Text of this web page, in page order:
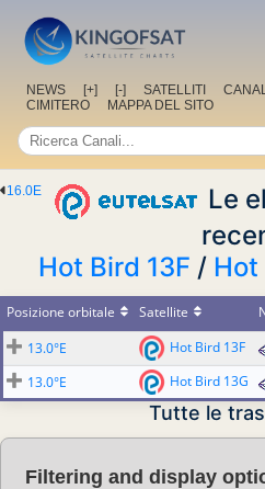
NEWS [+] [-] SATELLITI
CIMITERO
MAPPA DEL SITO
16.0E
Le
Hot Bird 13F / Hot
Posizione orbitale Satellite
13.0°E
Hot Bird 13F
13.0°E
Hot Bird 13G
Tutte le
Filtering and display